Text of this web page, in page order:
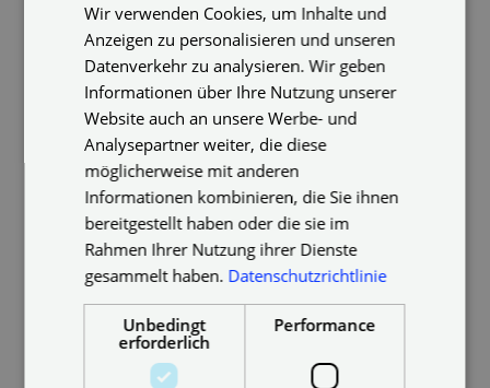
Wohlfühlfaktor ins Spiel, denn diese Einheit
beschreibt die „Temperatur“ des Lichts. Wir
sprechen hier nicht über die messbare
Lufttemperatur, sondern darüber, wie warm oder kalt
das Licht von uns wahrgenommen wird.
Je niedriger der Kelvinwert, desto wärmer (röter) ist
das Licht. Mit steigender Kelvinzahl wird das Licht
kälter (blauer). Gelbes Kerzenlicht zum Beispiel liegt
bei etwa 1500 Kelvin. Eine altmodische Glühlampe
hat etwa 2600 Kelvin, eine Leuchtstoffröhre
strahlenden Sonnentag kann das Tageslicht bis zu
7000 Kelvin bieten.
ENGLISH
Wir verwenden Cookies, um Inhalte und
Anzeigen zu personalisieren und unseren
Datenverkehr zu analysieren. Wir geben
Informationen über Ihre Nutzung unserer
Website auch an unsere Werbe- und
Analysepartner weiter, die diese
möglicherweise mit anderen
Informationen kombinieren, die Sie ihnen
bereitgestellt haben oder die sie im
Rahmen Ihrer Nutzung ihrer Dienste
gesammelt haben. Datenschutzrichtlinie
Unbedingt
erforderlich
Performance